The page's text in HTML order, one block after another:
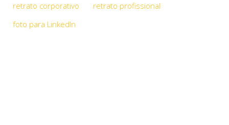
retrato corporativo
retrato profissional
foto para LinkedIn